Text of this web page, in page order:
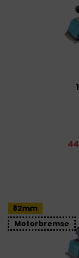
82mm
Motorbremse